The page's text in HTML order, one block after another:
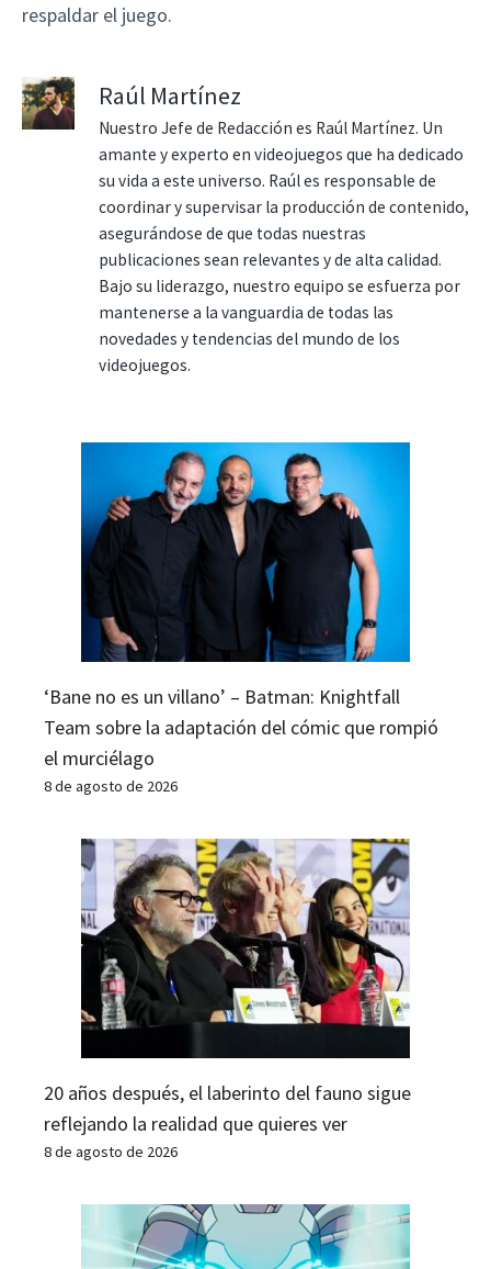
respaldar el juego.
Raúl Martínez
Nuestro Jefe de Redacción es Raúl Martínez. Un
amante y experto en videojuegos que ha dedicado
su vida a este universo. Raúl es responsable de
coordinar y supervisar la producción de contenido,
asegurándose de que todas nuestras
publicaciones sean relevantes y de alta calidad.
Bajo su liderazgo, nuestro equipo se esfuerza por
mantenerse a la vanguardia de todas las
novedades y tendencias del mundo de los
videojuegos.
‘Bane no es un villano’ – Batman: Knightfall
Team sobre la adaptación del cómic que rompió
el murciélago
8 de agosto de 2026
20 años después, el laberinto del fauno sigue
reflejando la realidad que quieres ver
8 de agosto de 2026